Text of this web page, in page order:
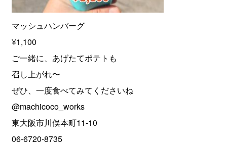
マッシュハンバーグ
¥1,100
ご一緒に、あげたてポテトも
召し上がれ〜
ぜひ、一度食べてみてくださいね
@machicoco_works
東大阪市川俣本町11-10
06-6720-8735